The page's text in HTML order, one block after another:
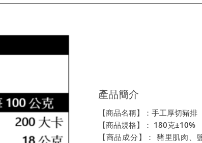
產品簡介
【商品名稱】：手工厚切豬排
【商品規格】： 180克±10%
【商品成分】： 豬里肌肉